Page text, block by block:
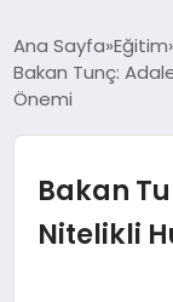
SIYASET
Ana Sayfa Eğitim
Bakan Tunç:
Önemi
Bakan
Nitelikli